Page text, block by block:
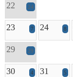
22 24
23 7 24 8
29 29
30 4 31 5